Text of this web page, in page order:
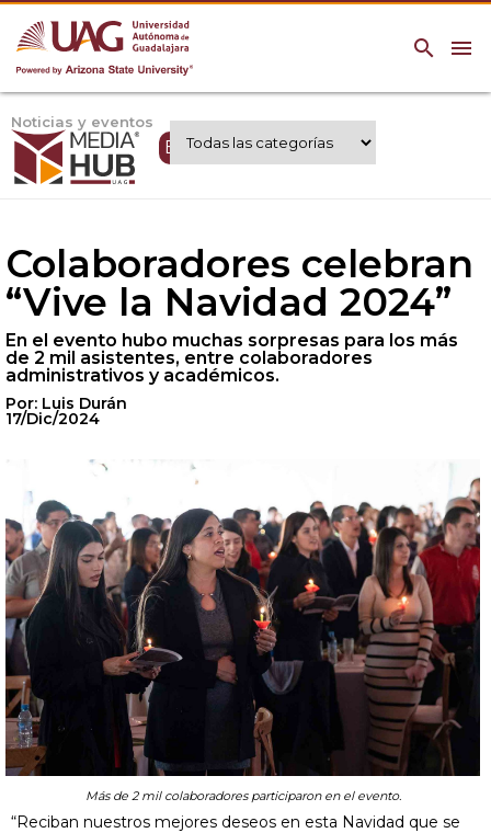
menu
search
Noticias y eventos
Expertos UAG
Colaboradores celebran
“Vive la Navidad 2024”
En el evento hubo muchas sorpresas para los más
de 2 mil asistentes, entre colaboradores
administrativos y académicos.
Por: Luis Durán
17/Dic/2024
Más de 2 mil colaboradores participaron en el evento.
“Reciban nuestros mejores deseos en esta Navidad que se